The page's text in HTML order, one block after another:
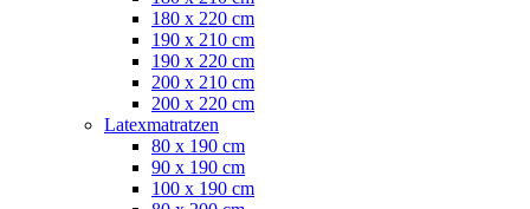
180 x 220 cm
190 x 210 cm
190 x 220 cm
200 x 210 cm
200 x 220 cm
Latexmatratzen
80 x 190 cm
90 x 190 cm
100 x 190 cm